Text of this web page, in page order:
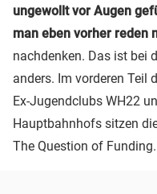
ungewollt vor Augen
man eben vorher reden
nachdenken. Das ist bei
anders. Im vorderen Teil
Ex-Jugendclubs WH22
Hauptbahnhofs sitzen
The Question of Funding.